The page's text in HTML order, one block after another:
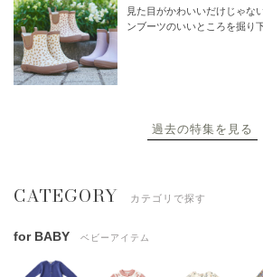
見た目がかわいいだけじゃな
ンブーツのいいところを掘り
過去の特集を見る
CATEGORY カテゴリで探す
for BABY ベビーアイテム